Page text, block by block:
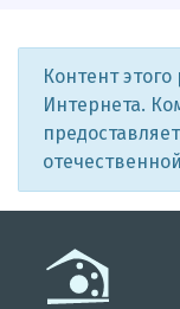
Контент
Интернета.